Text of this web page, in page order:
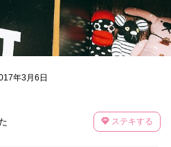
年3月6日
ステキする